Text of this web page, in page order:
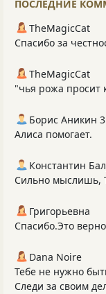
ПОСЛЕДНИЕ
TheMagicCat
Спасибо за
TheMagicCat
"чья рожа просит
Борис Аникин 3
Алиса помогает.
Константин
Сильно мыслишь,
Григорьевна
Спасибо.Это
Dana Noire
Тебе не нужно
Следи за своим